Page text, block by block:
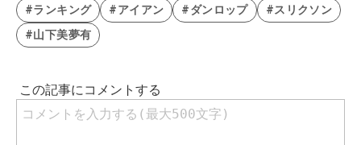
#ランキング #アイアン #ダンロップ
#スリクソン
#山下美夢有